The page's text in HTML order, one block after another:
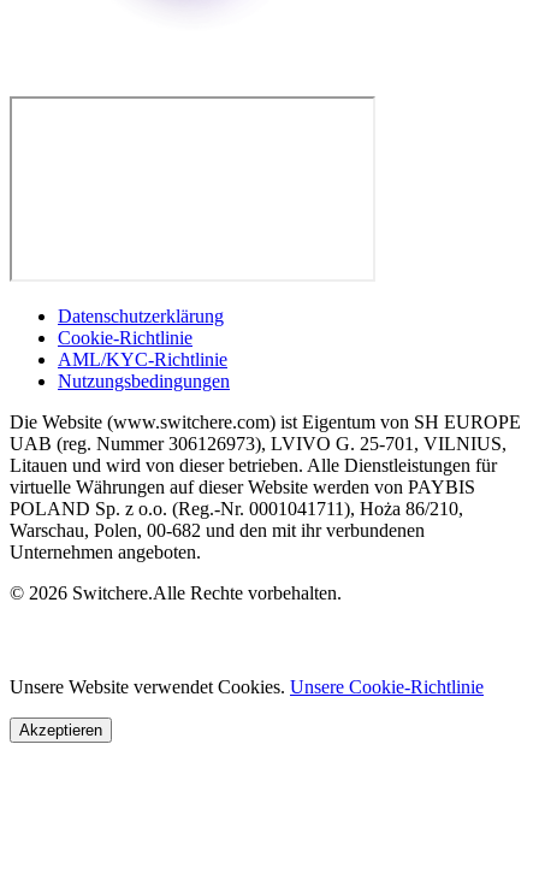
Datenschutzerklärung
Cookie-Richtlinie
AML/KYC-Richtlinie
Nutzungsbedingungen
Die Website (www.switchere.com) ist Eigentum von SH EUROPE
UAB (reg. Nummer 306126973), LVIVO G. 25-701, VILNIUS,
Litauen und wird von dieser betrieben. Alle Dienstleistungen für
virtuelle Währungen auf dieser Website werden von PAYBIS
POLAND Sp. z o.o. (Reg.-Nr. 0001041711), Hoża 86/210,
Warschau, Polen, 00-682 und den mit ihr verbundenen
Unternehmen angeboten.
© 2026 Switchere.Alle Rechte vorbehalten.
Unsere Website verwendet Cookies. Unsere Cookie-Richtlinie
Akzeptieren